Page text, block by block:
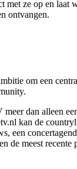
met ze op en laat
ontvangen.
om een
dan alleen
kan de
een
de meest recente